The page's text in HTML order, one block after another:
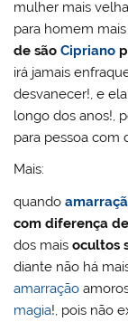
mulher mais
para homem
de sãoCipriano
irá jamais
desvanecer!, e
longo dos anos!,
para pessoa
Mais:
quando
com diferença
dos maisocultos
diante não há
amarração
magia!, pois não